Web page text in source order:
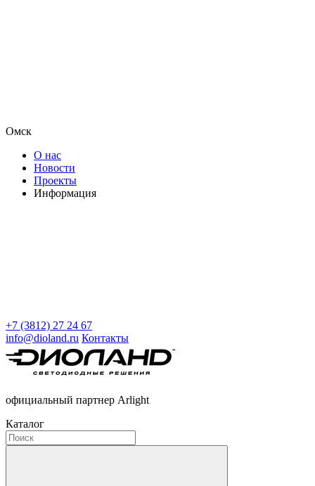
Омск
О нас
Новости
Проекты
Информация
+7 (3812) 27 24 67
info@dioland.ru Контакты
официальный партнер Arlight
Каталог